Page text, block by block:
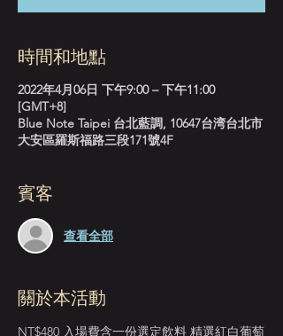
時間和地點
2022年4月06日 下午9:00 – 下午11:00
[GMT+8]
Blue Note Taipei 台北藍調, 10647台湾台北市
大安區羅斯福路三段171號4F
賓客
查看全部
關於本活動
NT$480 入場費含一份選定飲料 精選紅白葡萄